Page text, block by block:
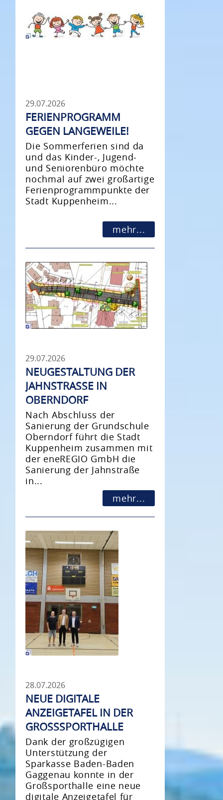
29.07.2026
FERIENPROGRAMM
GEGEN LANGEWEILE!
Die Sommerferien sind da
und das Kinder-, Jugend-
und Seniorenbüro möchte
nochmal auf zwei großartige
Ferienprogrammpunkte der
Stadt Kuppenheim...
mehr...
29.07.2026
NEUGESTALTUNG DER
JAHNSTRASSE IN O
BERNDORF
Nach Abschluss der
Sanierung der Grundschule
Oberndorf führt die Stadt
Kuppenheim zusammen mit
der eneREGIO GmbH die
Sanierung der Jahnstraße
in...
mehr...
28.07.2026
NEUE DIGITALE
ANZEIGETAFEL IN DER
GROSSSPORTHALLE
Dank der großzügigen
Unterstützung der
Sparkasse Baden-Baden
Gaggenau konnte in der
Großsporthalle eine neue
digitale Anzeigetafel für